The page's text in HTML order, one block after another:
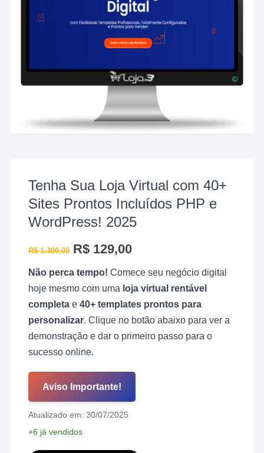
Tenha Sua Loja Virtual com 40+
Sites Prontos Incluídos PHP e
WordPress! 2025
R$1.300,00 O
preço
era:
R$ 129,00O
é:
Não perca tempo! Comece seu negócio digital
hoje mesmo com uma loja virtual rentável
completa e40+ templates prontos para
personalizar. Clique no botão abaixo para ver a
demonstração e dar o primeiro passo para o
sucesso online.
Aviso Importante!
Atualizado em: 30/07/2025
+6 já vendidos